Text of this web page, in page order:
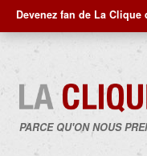
Devenez fan de La
PARCE QU'ON NOUS